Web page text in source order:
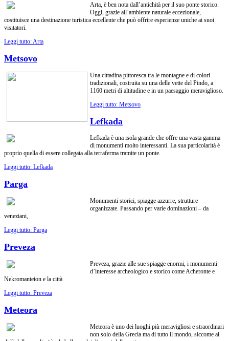
Arta, è ben nota dall’antichità per il suo ponte storico.
Oggi, grazie all’ambiente naturale eccezionale,
costituisce una destinazione turistica eccellente che può offrire esperienze uniche ai suoi
visitatori.
Leggi tutto: Arta
Metsovo
Una cittadina pittoresca tra le montagne e di colori
tradizionali, costruita su una delle vette del Pindo, a
1160 metri di altitudine e in un paesaggio meraviglioso.
Leggi tutto: Metsovo
Lefkada
Lefkada è una isola grande che offre una vasta gamma
di monumenti molto interessanti. La sua particolarità è
proprio quella di essere collegata alla terraferma tramite un ponte.
Leggi tutto: Lefkada
Parga
Monumenti storici, spiagge azzurre, strutture
organizzate. Passando per varie dominazioni – da
veneziani,
Leggi tutto: Parga
Preveza
Preveza, grazie alle sue spiagge enormi, i monumenti
d’interesse archeologico e storico come Acheronte e
Nekromanteion e la città
Leggi tutto: Preveza
Meteora
Meteora è uno dei luoghi più meravigliosi e straordinari
non solo della Grecia ma di tutto il mondo, siccome al